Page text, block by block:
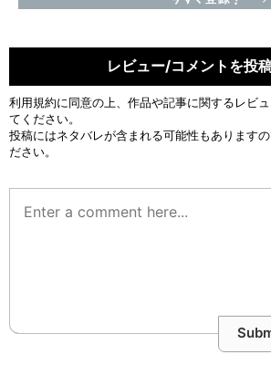
レビュー/コメントを投
利用規約に同意の上、作品や記事に関するレビ
てください。
投稿にはネタバレが含まれる可能性もあります
ださい。